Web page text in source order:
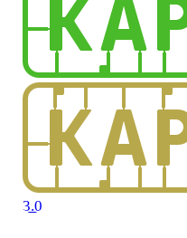
3.0